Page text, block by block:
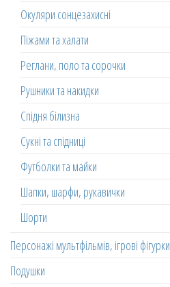
Окуляри сонцезахисні
Піжами та халати
Реглани, поло та сорочки
Рушники та накидки
Спідня білизна
Сукні та спідниці
Футболки та майки
Шапки, шарфи, рукавички
Шорти
Персонажі мультфільмів, ігрові фігурки
Подушки